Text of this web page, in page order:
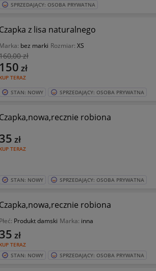
SPRZEDAJĄCY: OSOBA PRYWATNA
Czapka z lisa naturalnego
Marka: bez marki Rozmiar: XS
,00 zł
KUP TERAZ
150 zł
STAN: NOWY SPRZEDAJĄCY: OSOBA PRYWATNA
Czapka,nowa,recznie robiona
KUP TERAZ
35 zł
STAN: NOWY SPRZEDAJĄCY: OSOBA PRYWATNA
Czapka,nowa,recznie robiona
Płeć: Produkt damski Marka: inna
KUP TERAZ
35 zł
STAN: NOWY SPRZEDAJĄCY: OSOBA PRYWATNA